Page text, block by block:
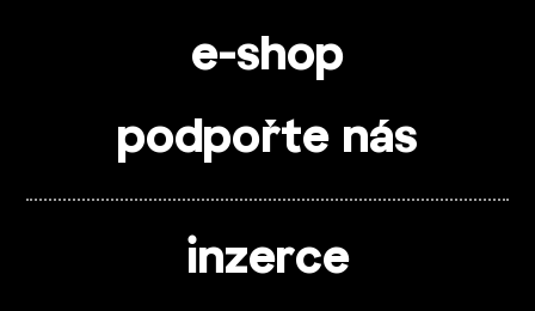
e-shop
podpořte nás
inzerce